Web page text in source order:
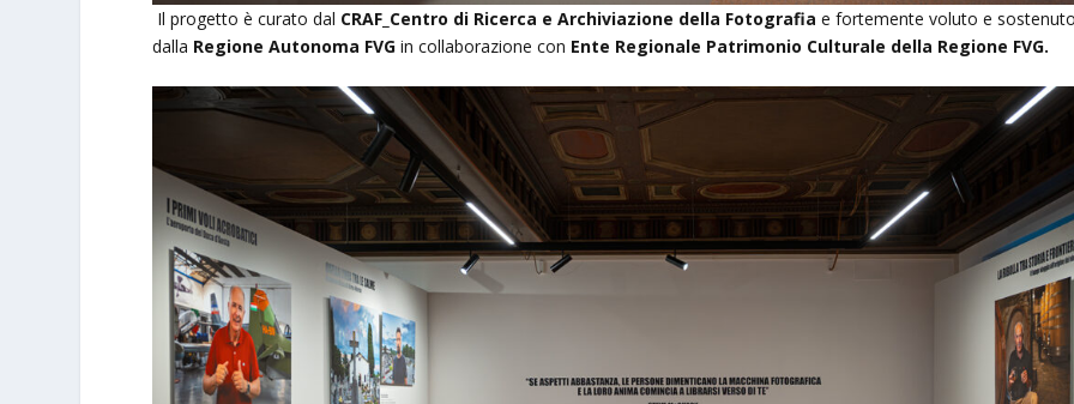
Il progetto è curato dal CRAF_Centro di Ricerca e Archiviazione della Fotografia e fortemente voluto e
dalla Regione Autonoma FVG in collaborazione con Ente Regionale Patrimonio Culturale della Regione FVG.